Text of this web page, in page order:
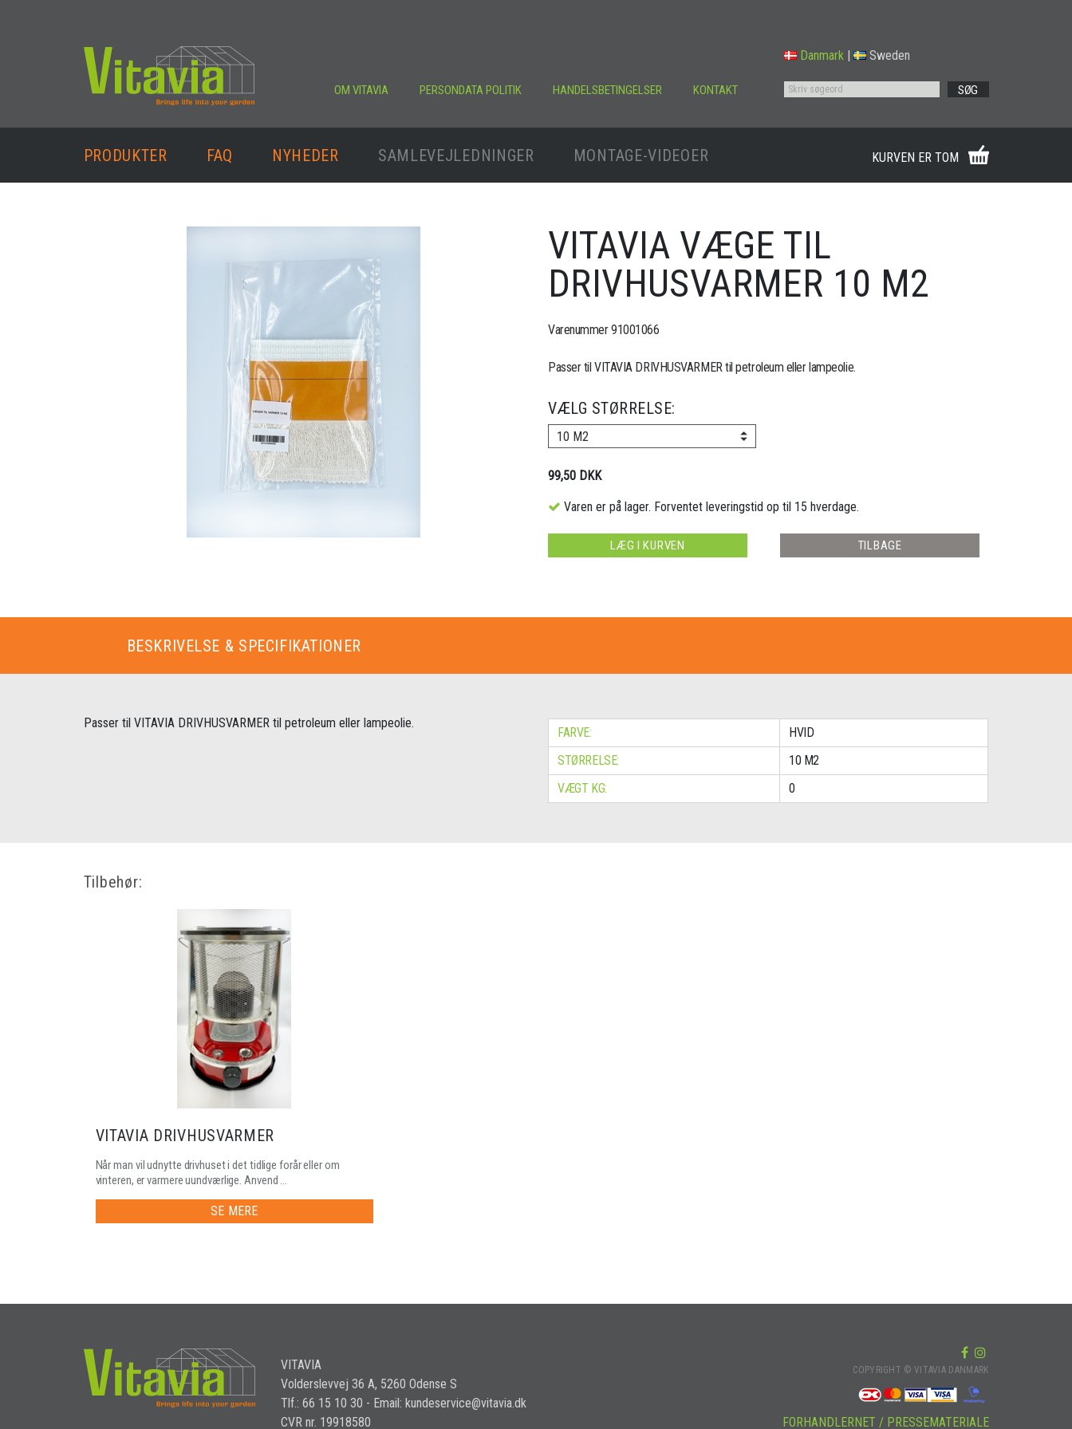
OM VITAVIA PERSONDATA POLITIK HANDELSBETINGELSER KONTAKT
Danmark | Sweden
SØG
PRODUKTER FAQ NYHEDER SAMLEVEJLEDNINGER MONTAGE-VIDEOER KURVEN ER TOM
VITAVIA VÆGE TIL
DRIVHUSVARMER 10 M2
Varenummer 91001066
Passer til VITAVIA DRIVHUSVARMER til petroleum eller lampeolie.
VÆLG STØRRELSE:
10 M2
99,50 DKK
Varen er på lager. Forventet leveringstid op til 15 hverdage.
LÆG I KURVEN TILBAGE
BESKRIVELSE & SPECIFIKATIONER
Passer til VITAVIA DRIVHUSVARMER til petroleum eller lampeolie.
FARVE:
HVID
STØRRELSE:
10 M2
VÆGT KG:
0
Tilbehør:
VITAVIA DRIVHUSVARMER
Når man vil udnytte drivhuset i det tidlige forår eller om
vinteren, er varmere uundværlige. Anvend ...
SE MERE
VITAVIA
Volderslevvej 36 A, 5260 Odense S
Tlf.: 66 15 10 30 - Email: kundeservice@vitavia.dk
CVR nr. 19918580
COPYRIGHT © VITAVIA DANMARK
FORHANDLERNET / PRESSEMATERIALE